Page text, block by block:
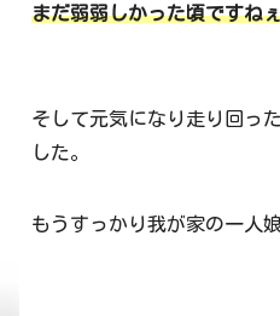
まだ弱弱しかった頃ですね
そして元気になり走り回っ
した。
もうすっかり我が家の一人